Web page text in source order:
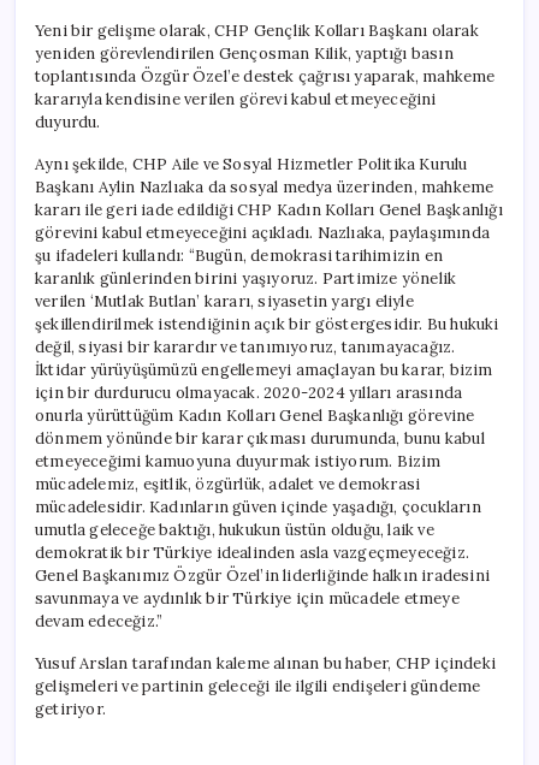
Yeni bir gelişme olarak, CHP Gençlik Kolları Başkanı olarak
yeniden görevlendirilen Gençosman Kilik, yaptığı basın
toplantısında Özgür Özel’e destek çağrısı yaparak, mahkeme
kararıyla kendisine verilen görevi kabul etmeyeceğini
duyurdu.
Aynı şekilde, CHP Aile ve Sosyal Hizmetler Politika Kurulu
Başkanı Aylin Nazlıaka da sosyal medya üzerinden, mahkeme
kararı ile geri iade edildiği CHP Kadın Kolları Genel Başkanlığı
görevini kabul etmeyeceğini açıkladı. Nazlıaka, paylaşımında
şu ifadeleri kullandı: “Bugün, demokrasi tarihimizin en
karanlık günlerinden birini yaşıyoruz. Partimize yönelik
verilen ‘Mutlak Butlan’ kararı, siyasetin yargı eliyle
şekillendirilmek istendiğinin açık bir göstergesidir. Bu hukuki
değil, siyasi bir karardır ve tanımıyoruz, tanımayacağız.
İktidar yürüyüşümüzü engellemeyi amaçlayan bu karar, bizim
için bir durdurucu olmayacak. 2020-2024 yılları arasında
onurla yürüttüğüm Kadın Kolları Genel Başkanlığı görevine
dönmem yönünde bir karar çıkması durumunda, bunu kabul
etmeyeceğimi kamuoyuna duyurmak istiyorum. Bizim
mücadelemiz, eşitlik, özgürlük, adalet ve demokrasi
mücadelesidir. Kadınların güven içinde yaşadığı, çocukların
umutla geleceğe baktığı, hukukun üstün olduğu, laik ve
demokratik bir Türkiye idealinden asla vazgeçmeyeceğiz.
Genel Başkanımız Özgür Özel’in liderliğinde halkın iradesini
savunmaya ve aydınlık bir Türkiye için mücadele etmeye
devam edeceğiz.”
Yusuf Arslan tarafından kaleme alınan bu haber, CHP içindeki
gelişmeleri ve partinin geleceği ile ilgili endişeleri gündeme
getiriyor.